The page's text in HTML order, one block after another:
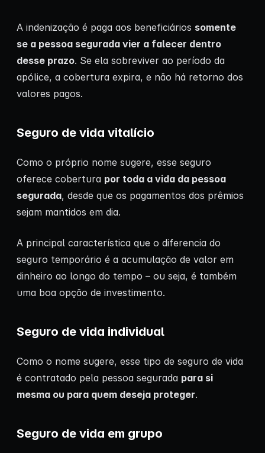
A indenização é paga aos beneficiários somente
se a pessoa segurada vier a falecer dentro
desse prazo. Se ela sobreviver ao período da
apólice, a cobertura expira, e não há retorno dos
valores pagos.
Seguro de vida vitalício
Como o próprio nome sugere, esse seguro
oferece cobertura por toda a vida da pessoa
segurada, desde que os pagamentos dos prêmios
sejam mantidos em dia.
A principal característica que o diferencia do
seguro temporário é a acumulação de valor em
dinheiro ao longo do tempo – ou seja, é também
uma boa opção de investimento.
Seguro de vida individual
Como o nome sugere, esse tipo de seguro de vida
é contratado pela pessoa segurada para si
mesma ou para quem deseja proteger.
Seguro de vida em grupo